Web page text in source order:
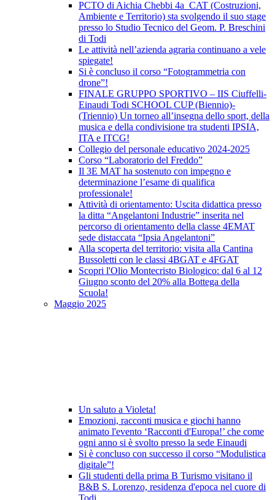
PCTO di Aichia Chebbi 4a_CAT (Costruzioni,
Ambiente e Territorio) sta svolgendo il suo stage
presso lo Studio Tecnico del Geom. P. Breschini
di Todi
Le attività nell’azienda agraria continuano a vele
spiegate!
Si è concluso il corso “Fotogrammetria con
drone”!
FINALE GRUPPO SPORTIVO – IIS Ciuffelli-
Einaudi Todi SCHOOL CUP (Biennio)-
(Triennio) Un torneo all’insegna dello sport, della
musica e della condivisione tra studenti IPSIA,
ITA e ITCG!
Collegio del personale educativo 2024-2025
Corso “Laboratorio del Freddo”
Il 3E MAT ha sostenuto con impegno e
determinazione l’esame di qualifica
professionale!
Attività di orientamento: Uscita didattica presso
la ditta “Angelantoni Industrie” inserita nel
percorso di orientamento della classe 4EMAT
sede distaccata “Ipsia Angelantoni”
Alla scoperta del territorio: visita alla Cantina
Bussoletti con le classi 4BGAT e 4FGAT
Scopri l'Olio Montecristo Biologico: dal 6 al 12
Giugno sconto del 20% alla Bottega della
Scuola!
Maggio 2025
Un saluto a Violeta!
Emozioni, racconti musica e giochi hanno
animato l'evento ‘Racconti d'Europa!’ che come
ogni anno si è svolto presso la sede Einaudi
Si è concluso con successo il corso “Modulistica
digitale”!
Gli studenti della prima B Turismo visitano il
B&B S. Lorenzo, residenza d'epoca nel cuore di